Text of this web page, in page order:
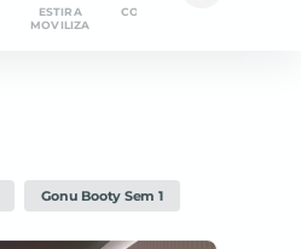
ESTIRA
MOVILIZA
Gonu Booty Sem 1